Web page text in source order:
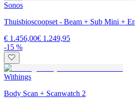
Sonos
Thuisbioscoopset - Beam + Sub Mini +
€ 1.456,00€ 1.249,95
-15 %
Withings
Body Scan + Scanwatch 2